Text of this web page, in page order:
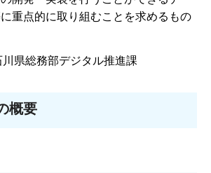
重点的に取り組むことを求めるもの
県総務部デジタル推進課
概要